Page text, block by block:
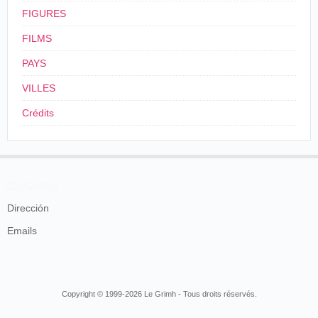
FIGURES
FILMS
PAYS
VILLES
Crédits
Dirección
Emails
Copyright © 1999-2026 Le Grimh - Tous droits réservés.